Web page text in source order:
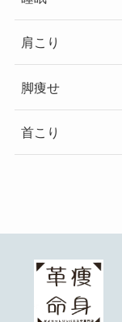
肩こり
脚痩せ
首こり